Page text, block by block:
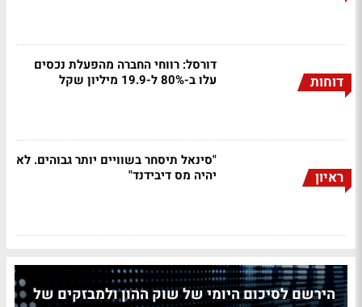
דוחות
דורסל: רווחי החברה מהפעלת נכסים
עלו ב-80% ל-19.9 מיליון שקל
ראיון
"סינאל תיסחר בשוויים יותר גבוהים. לא
יהיה מס דיבידנד"
הירשם לסיכום היומי של שוק ההון ולמבזקים של